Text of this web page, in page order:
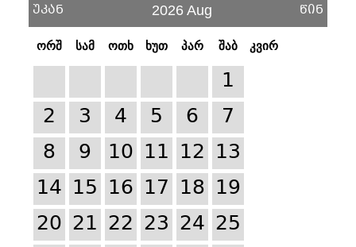
უკან 2026 Aug წინ
ორშ სამ ოთხ ხუთ პარ შაბ კვირ
1
2
3 4 5 6
7
8
9 10 11 12 13
14 15 16 17 18 19
20 21 22 23 24 25